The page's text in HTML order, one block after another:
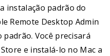
instalação padrão do
Remote Desktop Admin
Você precisará
e instalá-lo no Mac a